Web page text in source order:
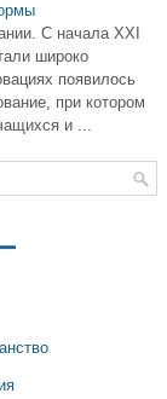
С начала XXI
широко
появилось
при котором
и ...